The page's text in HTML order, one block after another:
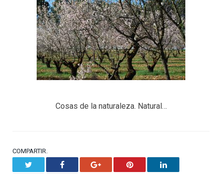
Cosas de la naturaleza. Natural…
COMPARTIR.
Facebook Google+ Pinterest LinkedIn